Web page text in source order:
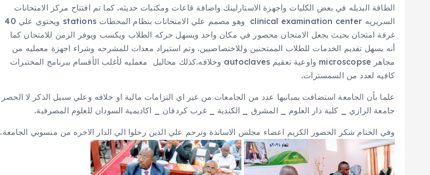
الطاقة البديله في بعض الكليات واجهزة الاستارلينك واضافة قاعات ومكتبات حديثه. كما تم افتتاح مركز الامتحانات
السريريه clinical examination center وهو مصمم علي الامتحانات بنظام المحطات stations ويحتوي علي 40
غرفة امتحان بحيث يجعل الامتحان محصور في مكان واحد ويسهل حركه الطلاب ويكسب ويوفر الزمن للامتحان كما
أنه يسهل تقديم الخدمات للطلاب الممتحنين وللاختصاصيين. وتم استيراد معدات للمشرحه وشراء اجهزة معمليه من
مجاهر microscopse واوعية تعقيم autoclaves وخلافه.كذلك محاليل معمليه لأغلب الأقسام ببرنامج المختبرات
كافيه لعدد من السمسترات.
علما بأن الجامعة استضافت بمبانيها عدد من الجامعات من غير اي التزامات مالية او خلافه وعلي سبيل الذكر لا الحصر
جامعة الرازي _ كلية دار العلوم _ المشرق _ الكندية _ غرب كردفان _ اكاديمية السودان للعلوم المصرفية.
وفي الختام شكر الحضور الكريم اعضاء مجلس الاساتذة وترحم علي الذين رحلوا الي الدار الاخره من منسوبي الجامعة.